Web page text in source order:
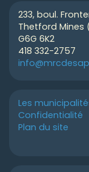
233, boul.
Thetford Mines
G6G 6K2
418 332-2757
Les
Confidentialité
Plan du site